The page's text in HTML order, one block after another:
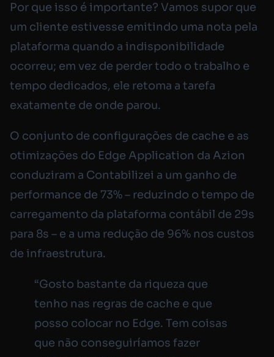
Por que isso é importante? Vamos supor que
um cliente estivesse emitindo uma nota pela
plataforma quando a indisponibilidade
ocorreu; em vez de perder todo o trabalho e
tempo dedicados, ele retoma a tarefa
exatamente de onde parou.
O conjunto de configurações de cache e as
otimizações do Edge Application da Azion
conduziram a Contabilizei a um ganho de
performance de 73% – reduzindo o tempo de
carregamento da plataforma contábil de 29s
para 8s – e a uma redução de 96% nos custos
de infraestrutura.
“Gosto bastante da riqueza que
tenho nas regras de cache e que
posso colocar no Edge. Tem coisas
que não conseguiríamos fazer